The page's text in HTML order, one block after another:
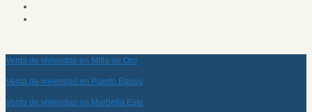
Venta de viviendas en Milla de Oro
Venta de viviendas en Puerto Banús
Venta de viviendas en Marbella Este